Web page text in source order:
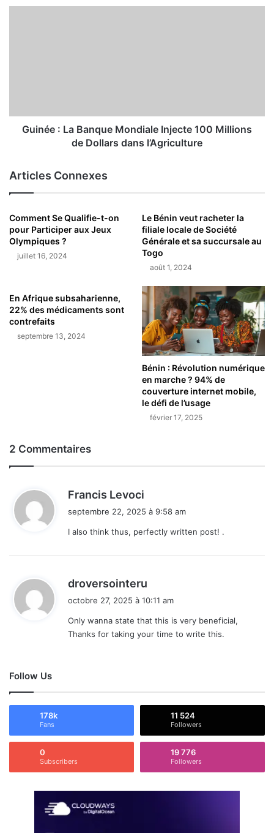
Guinée : La Banque Mondiale Injecte 100 Millions
de Dollars dans l’Agriculture
Articles Connexes
Comment Se Qualifie-t-on
pour Participer aux Jeux
Olympiques ?
juillet 16, 2024
Le Bénin veut racheter la
filiale locale de Société
Générale et sa succursale au
Togo
août 1, 2024
En Afrique subsaharienne,
22% des médicaments sont
contrefaits
septembre 13, 2024
Bénin : Révolution numérique
en marche ? 94% de
couverture internet mobile,
le défi de l’usage
février 17, 2025
2 Commentaires
Francis Levoci
septembre 22, 2025 à 9:58 am
I also think thus, perfectly written post! .
droversointeru
:
octobre 27, 2025 à 10:11 am
Only wanna state that this is very beneficial,
Thanks for taking your time to write this.
Follow Us
178k
Fans
11 524
Followers
0
Subscribers
19 776
Followers